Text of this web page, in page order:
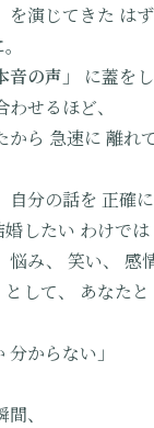
を演じてきた は
音の声」
に蓋をし
わせるほど、
から 急速に 離れ
自分の話を 正確
婚したい わけでは
悩み、 笑い、
感
として、 あなたと
分からない」
、